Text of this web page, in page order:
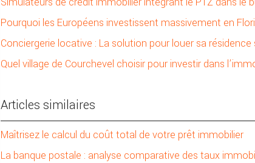
Pourquoi les Européens investissent massivement en
Conciergerie locative : La solution pour louer sa
Quel village de Courchevel choisir pour investir dans
Articles similaires
Maîtrisez le calcul du coût total de votre prêt immobilier
La banque postale : analyse comparative des taux